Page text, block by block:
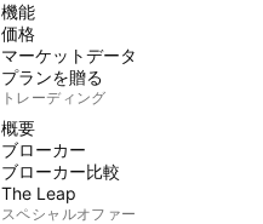
機能
価格
マーケットデータ
プランを贈る
トレーディング
概要
ブローカー
ブローカー比較
The Leap
スペシャルオファー